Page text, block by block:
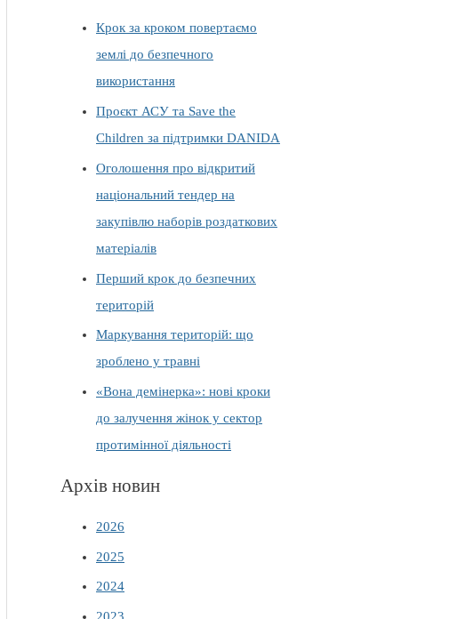
Крок за кроком повертаємо
землі до безпечного
використання
Проєкт АСУ та Save the
Children за підтримки DANIDA
Оголошення про відкритий
національний тендер на
закупівлю наборів роздаткових
матеріалів
Перший крок до безпечних
територій
Маркування територій: що
зроблено у травні
«Вона демінерка»: нові кроки
до залучення жінок у сектор
протимінної діяльності
Архів новин
2026
2025
2024